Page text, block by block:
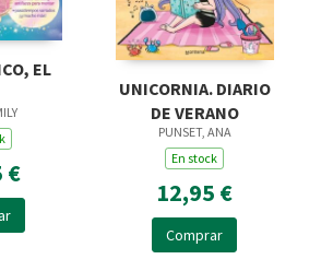
EL
€
UNICORNIA. DIARIO
DE VERANO
PUNSET, ANA
En stock
12,95 €
Comprar